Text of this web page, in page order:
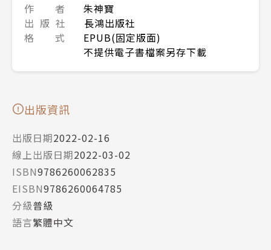
作 者
朱神寶
出 版 社
長鴻出版社
格 式
EPUB(固定版面)
不提供電子書檔案另存下載
出版資訊
出版日期2022-02-16
線上出版日期2022-03-02
ISBN9786260062835
EISBN9786260064785
分級普級
語言繁體中文